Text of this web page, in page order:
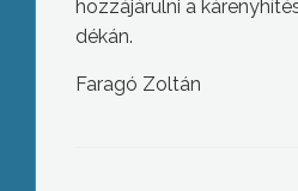
hozzájárulni a
dékán.
Faragó Zoltán